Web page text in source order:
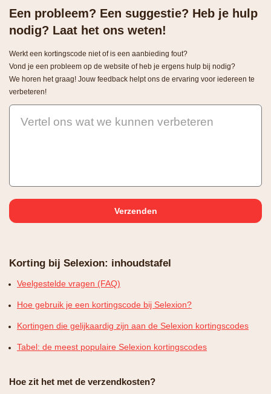
Een probleem? Een suggestie? Heb je hulp
nodig? Laat het ons weten!
Werkt een kortingscode niet of is een aanbieding fout?
Vond je een probleem op de website of heb je ergens hulp bij nodig?
We horen het graag! Jouw feedback helpt ons de ervaring voor iedereen te
verbeteren!
Vertel ons wat we kunnen verbeteren
Korting bij Selexion: inhoudstafel
Veelgestelde vragen (FAQ)
Hoe gebruik je een kortingscode bij Selexion?
Kortingen die gelijkaardig zijn aan de Selexion kortingscodes
Tabel: de meest populaire Selexion kortingscodes
Hoe zit het met de verzendkosten?